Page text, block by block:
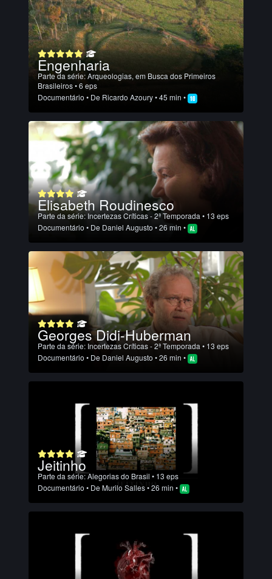
Engenharia
Parte da série:Arqueologias, em Busca dos Primeiros
Brasileiros• 6 eps
Documentário • De Ricardo Azoury• 45 min •
Elisabeth Roudinesco
Parte da série: Incertezas Críticas - 2ª Temporada • 13 eps
Documentário • De Daniel Augusto • 26 min •
Georges Didi-Huberman
Parte da série: Incertezas Críticas - 2ª Temporada • 13 eps
Documentário • De Daniel Augusto • 26 min •
Jeitinho
Parte da série:Alegorias do Brasil • 13 eps
Documentário • DeMurilo Salles• 26 min •